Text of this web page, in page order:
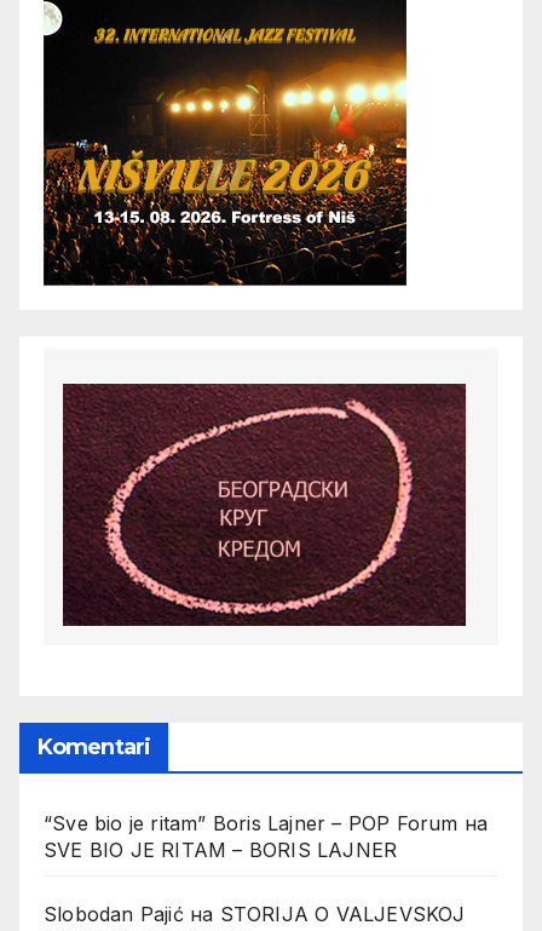
Komentari
“Sve bio je ritam” Boris Lajner – POP Forum на
SVE BIO JE RITAM – BORIS LAJNER
Slobodan Pajićна STORIJA O VALJEVSKOJ